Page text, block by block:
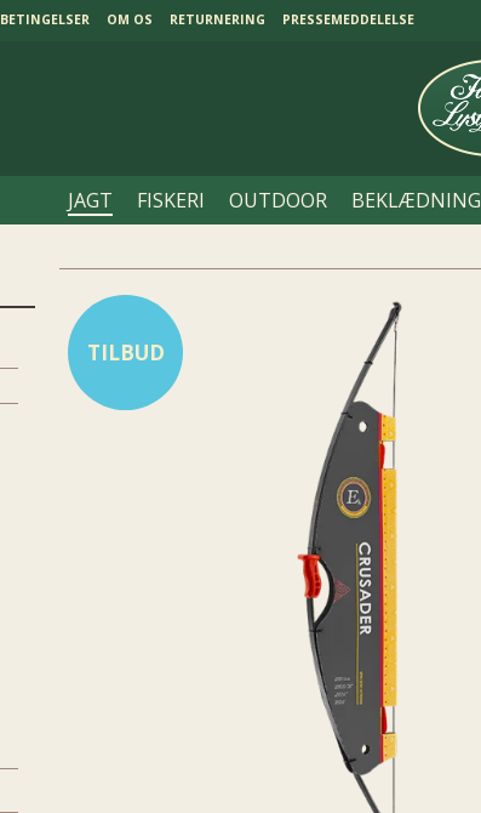
OM OS RETURNERING PRESSEMEDDELELSE
JAGT FISKERI OUTDOOR BEKLÆDNING
TILBUD